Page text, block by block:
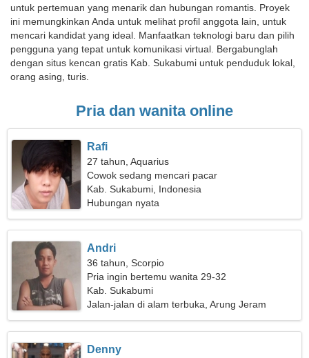
untuk pertemuan yang menarik dan hubungan romantis. Proyek
ini memungkinkan Anda untuk melihat profil anggota lain, untuk
mencari kandidat yang ideal. Manfaatkan teknologi baru dan pilih
pengguna yang tepat untuk komunikasi virtual. Bergabunglah
dengan situs kencan gratis Kab. Sukabumi untuk penduduk lokal,
orang asing, turis.
Pria dan wanita online
Rafi
27 tahun, Aquarius
Cowok sedang mencari pacar
Kab. Sukabumi, Indonesia
Hubungan nyata
Andri
36 tahun, Scorpio
Pria ingin bertemu wanita 29-32
Kab. Sukabumi
Jalan-jalan di alam terbuka, Arung Jeram
Denny